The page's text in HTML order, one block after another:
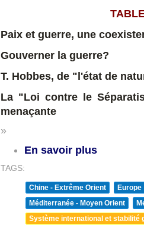
Paix et guerre, une
Gouverner la guerre?
T. Hobbes, de "l'état de
La "Loi contre le
menaçante
»
En savoir plus
TAGS:
Chine - Extrême Orient
Europe
Méditerranée - Moyen Orient
Système international et stabilité